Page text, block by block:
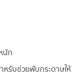
นัก
รับช่วยพับกระดาษให้